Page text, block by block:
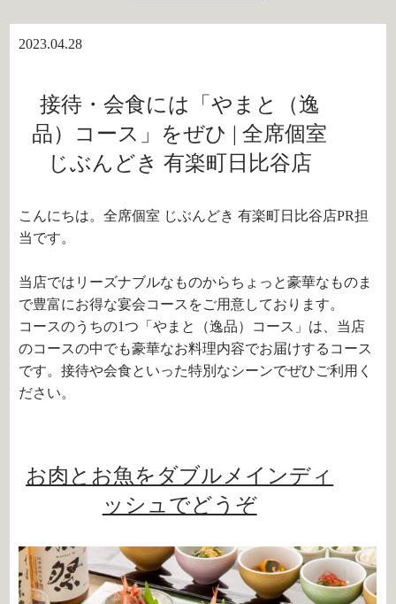
2023.04.28
接待・会食には「やまと（逸
品）コース」をぜひ | 全席個室
じぶんどき 有楽町日比谷店
こんにちは。全席個室 じぶんどき 有楽町日比谷店PR担
当です。
当店ではリーズナブルなものからちょっと豪華なものま
で豊富にお得な宴会コースをご用意しております。
コースのうちの1つ「やまと（逸品）コース」は、当店
のコースの中でも豪華なお料理内容でお届けするコース
です。接待や会食といった特別なシーンでぜひご利用く
ださい。
お肉とお魚をダブルメインディ
ッシュでどうぞ